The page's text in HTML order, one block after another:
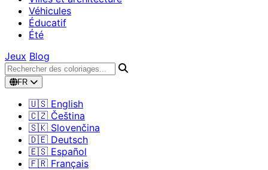
Véhicules
Éducatif
Été
Jeux Blog
FR
🇺🇸 English
🇨🇿 Čeština
🇸🇰 Slovenčina
🇩🇪 Deutsch
🇪🇸 Español
🇫🇷 Français